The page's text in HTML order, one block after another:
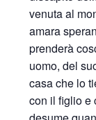
venuta al
amara
prenderà
uomo, del
casa che lo
con il figlio e